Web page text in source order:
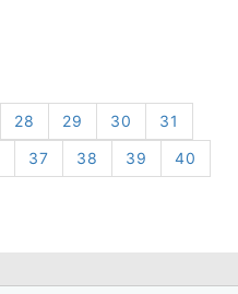
28 29 30
31
37 38 39
40